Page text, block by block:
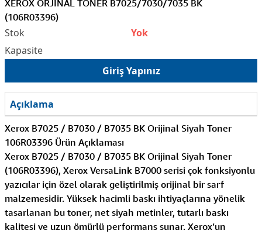
XEROX ORJİNAL TONER B7025/7030/7035 BK
(106R03396)
Yok
Giriş Yapınız
Açıklama
Xerox B7025 / B7030 / B7035 BK Orijinal Siyah Toner
106R03396 Ürün Açıklaması
Xerox B7025 / B7030 / B7035 BK Orijinal Siyah Toner
(106R03396), Xerox VersaLink B7000 serisi çok fonksiyonlu
yazıcılar için özel olarak geliştirilmiş orijinal bir sarf
malzemesidir. Yüksek hacimli baskı ihtiyaçlarına yönelik
tasarlanan bu toner, net siyah metinler, tutarlı baskı
kalitesi ve uzun ömürlü performans sunar. Xerox’un